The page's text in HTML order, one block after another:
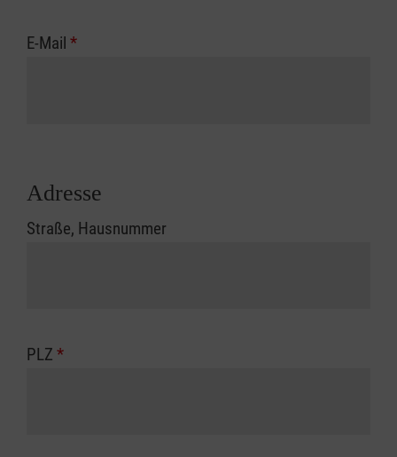
E-Mail *
Adresse
Straße, Hausnummer
PLZ *